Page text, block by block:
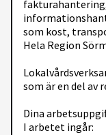
som kost,
Hela Region
som är en del av
Dina
I arbetet ingår: